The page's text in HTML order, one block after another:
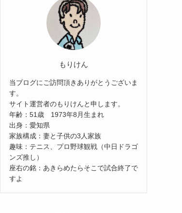
もりけん
当ブログにご訪問頂きありがとうございま
す。
サイト運営者のもりけんと申します。
年齢：51歳 1973年8月生まれ
出身：愛知県
家族構成：妻と子供の3人家族
趣味：テニス、プロ野球観戦（中日ドラゴ
ンズ推し）
座右の銘：あきらめたらそこで試合終了で
すよ